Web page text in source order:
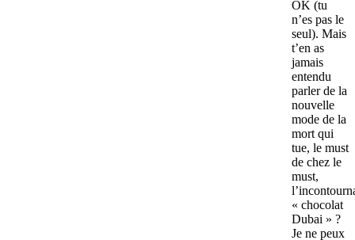
OK (tu
n’es pas le
seul). Mais
t’en as
jamais
entendu
parler de la
nouvelle
mode de la
mort qui
tue, le must
de chez le
must,
« chocolat
Dubai » ?
Je ne peux